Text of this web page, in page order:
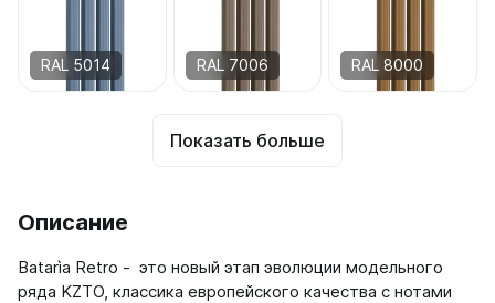
RAL 5014 RAL 7006 RAL 8000
Показать больше
Описание
Batarìa Retro - это новый этап эволюции модельного
ряда KZTO, классика европейского качества c нотами